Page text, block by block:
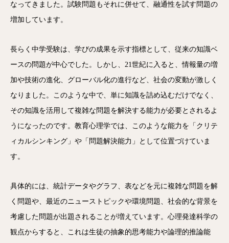
なってきました。試験問題もそれに併せて、融通性を試す問題の
増加しています。
長らく中学受験は、学びの成果を示す指標として、従来の知識ベ
ースの問題が中心でした。しかし、21世紀に入ると、情報量の増
加や技術の進化、グローバル化の進行など、社会の変動が激しく
なりました。このような中で、単に知識を詰め込むだけでなく、
その知識を活用して複雑な問題を解決する能力が必要とされるよ
うになったのです。教育心理学では、このような能力を「クリテ
ィカルシンキング」や「問題解決能力」として位置づけていま
す。
具体的には、統計データやグラフ、表などを元に複雑な問題を解
く問題や、最近のニューストピックや環境問題、社会的な背景を
考慮した問題が出題されることが増えています。心理発達科学の
観点からすると、これは生徒の抽象的思考能力や論理的推論能